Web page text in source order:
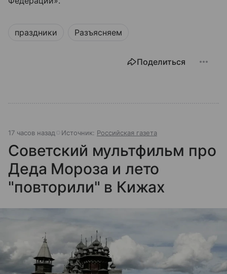
праздники Разъясняем
Поделиться
17 часов назад Источник: Российская газета
Советский мультфильм про
Деда Мороза и лето
"повторили" в Кижах